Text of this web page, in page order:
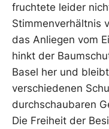
fruchtete leider
Stimmenverhältnis
das Anliegen vom
hinkt der
Basel her und
verschiedenen
durchschaubaren
Die Freiheit der